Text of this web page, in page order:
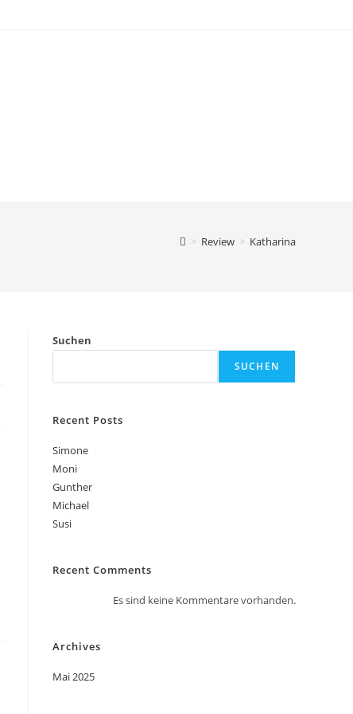
> Review > Katharina
Suchen
SUCHEN
Recent Posts
Simone
Moni
Gunther
Michael
Susi
Recent Comments
Es sind keine Kommentare vorhanden.
Archives
Mai 2025